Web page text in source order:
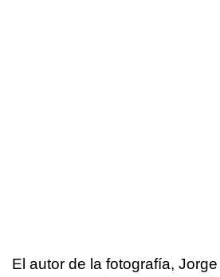
El autor de la fotografía,